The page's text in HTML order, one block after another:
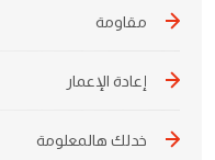
مقاومة
إعادة الإعمار
خدلك هالمعلومة